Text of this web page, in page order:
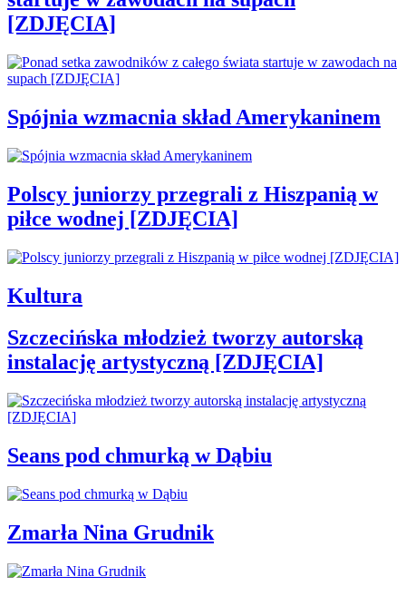
[ZDJĘCIA]
Spójnia wzmacnia skład Amerykaninem
Polscy juniorzy przegrali z Hiszpanią w
piłce wodnej [ZDJĘCIA]
Kultura
Szczecińska młodzież tworzy autorską
instalację artystyczną [ZDJĘCIA]
Seans pod chmurką w Dąbiu
Zmarła Nina Grudnik